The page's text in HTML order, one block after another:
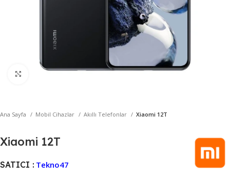
Büyütmek için tıklayın
Ana Sayfa Mobil Cihazlar Akıllı Telefonlar Xiaomi 12T
Xiaomi 12T
SATICI : Tekno47